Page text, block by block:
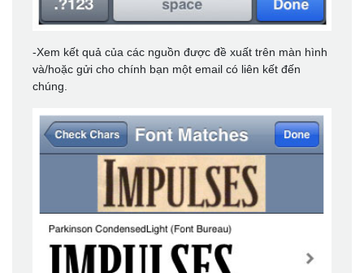
-Xem kết quả của các nguồn được đề xuất trên màn hình
và/hoặc gửi cho chính bạn một email có liên kết đến
chúng.